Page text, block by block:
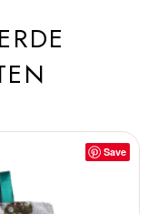
Save